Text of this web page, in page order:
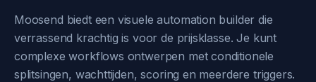
Moosend biedt een visuele automation builder die
verrassend krachtig is voor de prijsklasse. Je kunt
complexe workflows ontwerpen met conditionele
splitsingen, wachttijden, scoring en meerdere triggers.